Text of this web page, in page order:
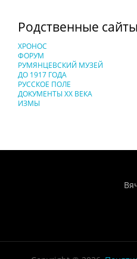
Родственные сайты
ХРОНОС
ФОРУМ
РУМЯНЦЕВСКИЙ МУЗЕЙ
ДО 1917 ГОДА
РУССКОЕ ПОЛЕ
ДОКУМЕНТЫ XX ВЕКА
ИЗМЫ